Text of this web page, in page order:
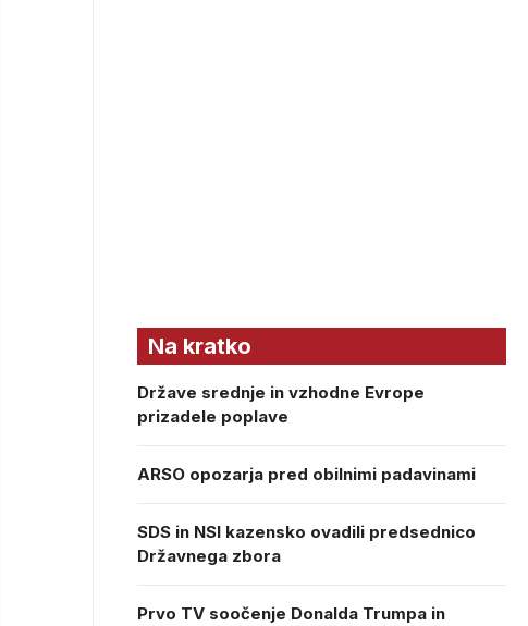
Na kratko
Države srednje in vzhodne Evrope
prizadele poplave
ARSO opozarja pred obilnimi padavinami
SDS in NSI kazensko ovadili predsednico
Državnega zbora
Prvo TV soočenje Donalda Trumpa in